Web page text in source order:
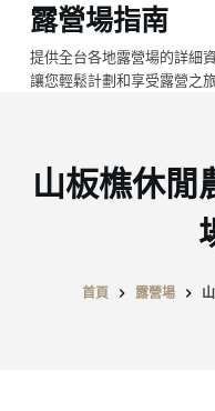
跳
至
主
容
露營場指南
提供全台各地露營場的詳細
讓您輕鬆計劃和享受露營之
山板樵休閒
首頁 露營場